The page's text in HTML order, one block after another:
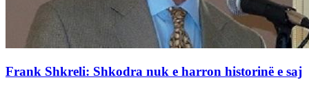
Frank Shkreli: Shkodra nuk e harron historinë e saj